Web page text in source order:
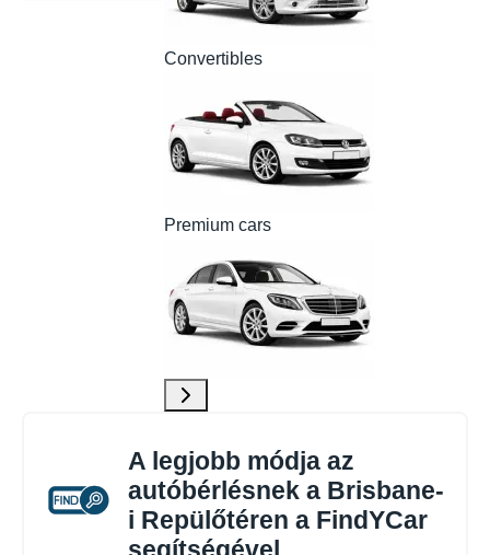
Convertibles
Premium cars
A legjobb módja az
autóbérlésnek a Brisbane-
i Repülőtéren a FindYCar